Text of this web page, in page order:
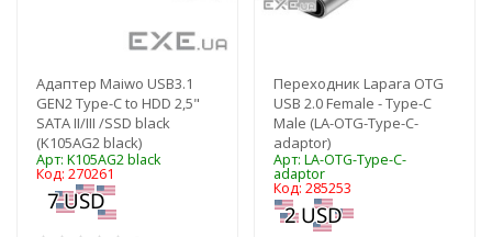
Адаптер Maiwo USB3.1
GEN2 Type-C to HDD 2,5"
SATA II/III /SSD black
(K105AG2 black)
Арт: K105AG2 black
Код: 270261
Переходник Lapara OTG
USB 2.0 Female - Type-C
Male (LA-OTG-Type-C-
adaptor)
Арт: LA-OTG-Type-C-
adaptor
Код: 285253